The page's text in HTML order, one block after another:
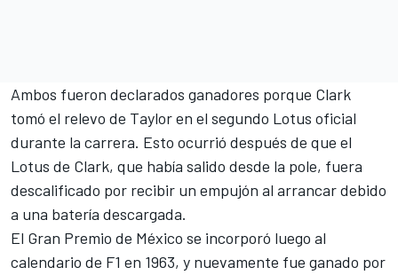
Ambos fueron declarados ganadores porque Clark
tomó el relevo de Taylor en el segundo Lotus oficial
durante la carrera. Esto ocurrió después de que el
Lotus de Clark, que había salido desde la pole, fuera
descalificado por recibir un empujón al arrancar debido
a una batería descargada.
El Gran Premio de México se incorporó luego al
calendario de F1 en 1963, y nuevamente fue ganado por